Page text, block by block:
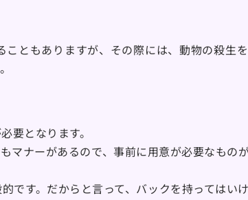
ともありますが、その際には、動物の殺生
要となります。
マナーがあるので、事前に用意が必要なもの
す。だからと言って、バックを持ってはい